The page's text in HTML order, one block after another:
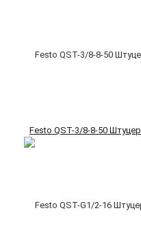
Festo QST-3/8-8-50 Штуцер